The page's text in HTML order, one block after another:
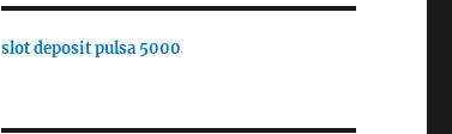
slot deposit pulsa 5000